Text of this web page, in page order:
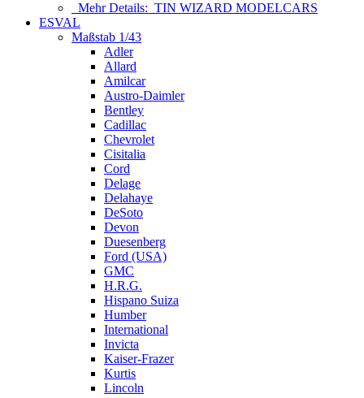
Mehr Details: TIN WIZARD MODELCARS
ESVAL
Maßstab 1/43
Adler
Allard
Amilcar
Austro-Daimler
Bentley
Cadillac
Chevrolet
Cisitalia
Cord
Delage
Delahaye
DeSoto
Devon
Duesenberg
Ford (USA)
GMC
H.R.G.
Hispano Suiza
Humber
International
Invicta
Kaiser-Frazer
Kurtis
Lincoln